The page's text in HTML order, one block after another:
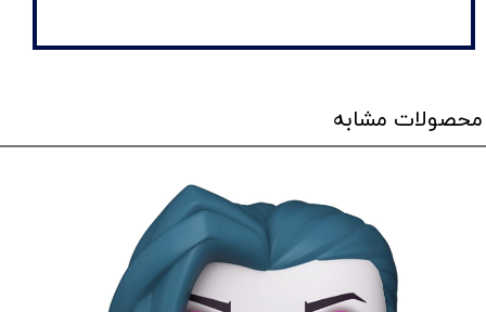
محصولات مشابه